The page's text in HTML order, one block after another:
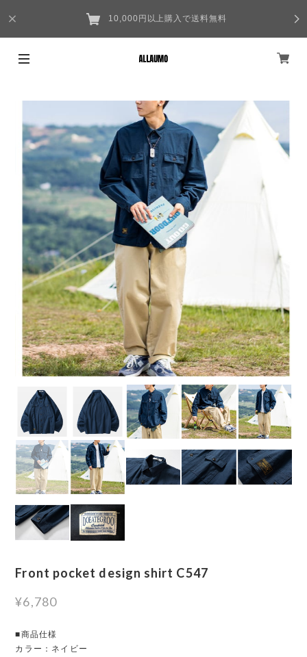
10,000円以上購入で送料無料
Front pocket design shirt C547
¥6,780
■商品仕様
カラー：ネイビー